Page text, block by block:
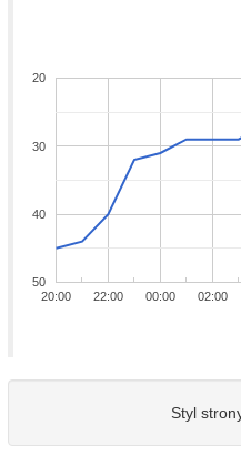
20:00 22:00 00:00 02:00
20
30
40
50
Styl